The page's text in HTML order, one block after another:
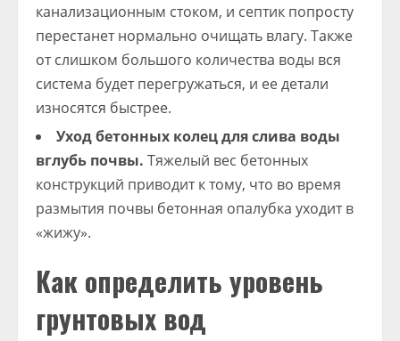
канализационным стоком, и септик попросту
перестанет нормально очищать влагу. Также
от слишком большого количества воды вся
система будет перегружаться, и ее детали
износятся быстрее.
Уход бетонных колец для слива воды
вглубь почвы. Тяжелый вес бетонных
конструкций приводит к тому, что во время
размытия почвы бетонная опалубка уходит в
«жижу».
Как определить уровень
грунтовых вод